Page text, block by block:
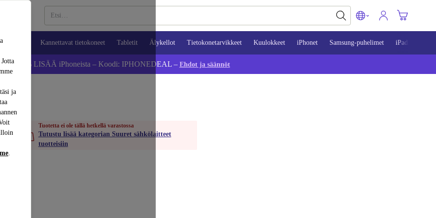
ja
.
Kannettavat tietokoneet Tabletit Älykellot Tietokonetarvikkeet Kuulokkeet iPhonet Samsung-puhelimet iPadit
5 % LISÄÄ iPhoneista – Koodi: IPHONEDEAL – Ehdot ja säännöt
Tuotetta ei ole tällä hetkellä varastossa
Tutustu lisää kategorian Suuret sähkölaitteet
tuotteisiin